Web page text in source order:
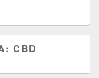
CBD